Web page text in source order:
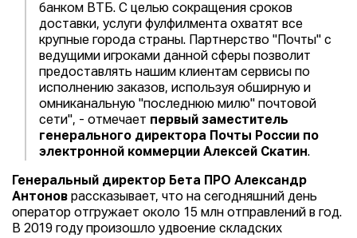
банком ВТБ. С целью сокращения сроков
доставки, услуги фулфилмента охватят все
крупные города страны. Партнерство "Почты" с
ведущими игроками данной сферы позволит
предоставлять нашим клиентам сервисы по
исполнению заказов, используя обширную и
омниканальную "последнюю милю" почтовой
сети", - отмечает первый заместитель
генерального директора Почты России по
электронной коммерции Алексей Скатин.
Генеральный директор Бета ПРО Александр
Антонов рассказывает, что на сегодняшний день
оператор отгружает около 15 млн отправлений в год.
В 2019 году произошло удвоение складских